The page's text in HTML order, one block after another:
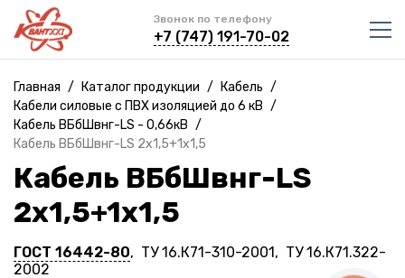
Звонок по телефону
+7 (747) 191-70-02
Главная / Каталог продукции / Кабель /
Кабели силовые с ПВХ изоляцией до 6 кВ /
Кабель ВБбШвнг-LS - 0,66кВ /
Кабель ВБбШвнг-LS 2х1,5+1х1,5
Кабель ВБбШвнг-LS
2х1,5+1х1,5
ГОСТ 16442-80, ТУ 16.К71-310-2001, ТУ 16.К71.322-
2002